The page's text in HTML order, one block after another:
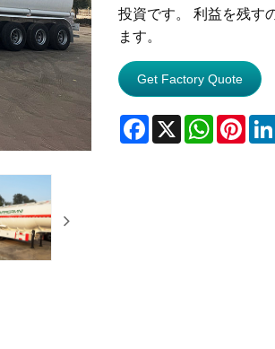
投資です。 利益を残す
ます。
Get Factory Quote
Facebook
X